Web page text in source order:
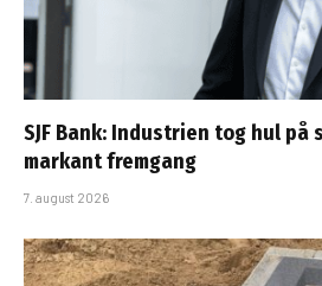
SJF Bank: Industrien tog hul på
markant fremgang
7. august 2026